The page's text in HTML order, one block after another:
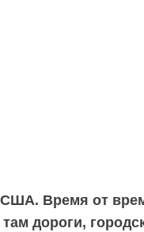
США. Время от
дороги,